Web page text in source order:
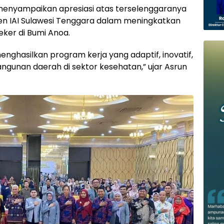
apresiasi atas terselenggaranya
IAI Sulawesi Tenggara dalam meningkatkan
di Bumi Anoa.
program kerja yang adaptif, inovatif,
daerah di sektor kesehatan,” ujar Asrun